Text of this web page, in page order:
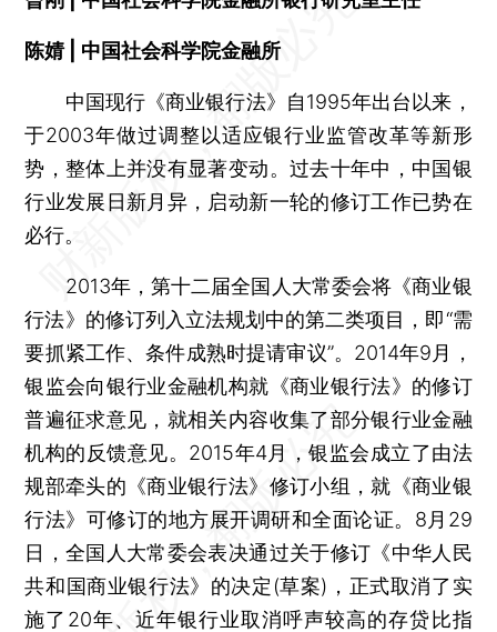
陈婧 | 中国社会科学院金融所
中国现行《商业银行法》自1995年出台以来，
于2003年做过调整以适应银行业监管改革等新形
势，整体上并没有显著变动。过去十年中，中国银
行业发展日新月异，启动新一轮的修订工作已势在
必行。
2013年，第十二届全国人大常委会将《商业银
行法》的修订列入立法规划中的第二类项目，即“需
要抓紧工作、条件成熟时提请审议”。2014年9月，
银监会向银行业金融机构就《商业银行法》的修订
普遍征求意见，就相关内容收集了部分银行业金融
机构的反馈意见。2015年4月，银监会成立了由法
规部牵头的《商业银行法》修订小组，就《商业银
行法》可修订的地方展开调研和全面论证。8月29
日，全国人大常委会表决通过关于修订《中华人民
共和国商业银行法》的决定(草案)，正式取消了实
施了20年、近年银行业取消呼声较高的存贷比指